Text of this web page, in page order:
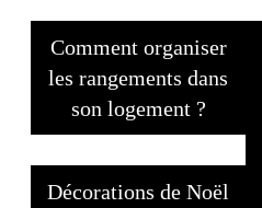
Comment organiser
les rangements dans
son logement ?
Décorations de Noël